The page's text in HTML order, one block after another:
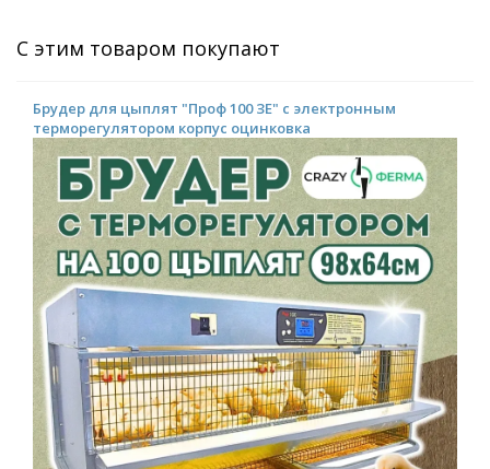
С этим товаром покупают
Брудер для цыплят "Проф 100 ЗE" с электронным
терморегулятором корпус оцинковка